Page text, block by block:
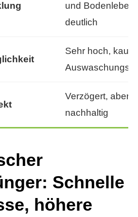
und Bodenleben
deutlich
Sehr hoch, kaum
Verzögert, aber
nachhaltig
Schnelle
höhere